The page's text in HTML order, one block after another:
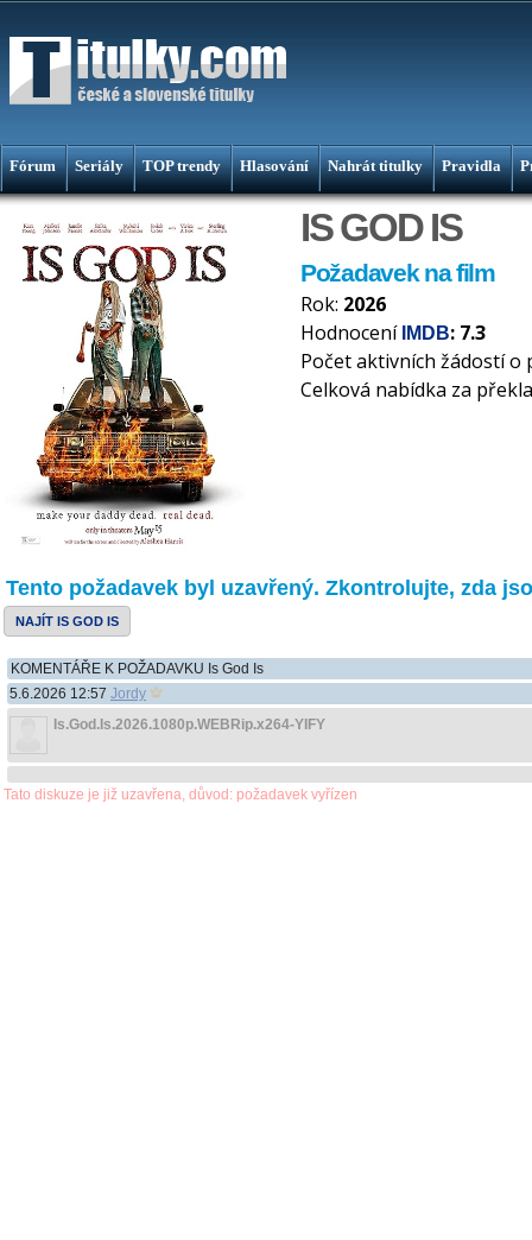
Fórum Seriály TOP trendy Hlasování Nahrát titulky Pravidla
IS GOD IS
Požadavek na film
Rok: 2026
Hodnocení IMDB: 7.3
Počet aktivních žádostí o
Celková nabídka za
Tento požadavek byl uzavřený. Zkontrolujte, zda
NAJÍT IS GOD IS
KOMENTÁŘE K POŽADAVKU Is God Is
5.6.2026 12:57 Jordy
Is.God.Is.2026.1080p.WEBRip.x264-YIFY
Tato diskuze je již uzavřena, důvod: požadavek vyřízen